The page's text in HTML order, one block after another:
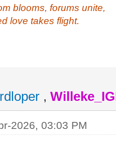
blooms, forums unite,
love takes flight.
,
2026, 03:03 PM